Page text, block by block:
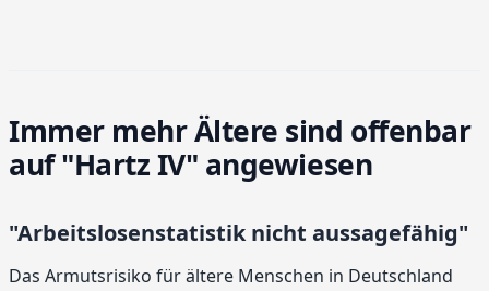
Immer mehr Ältere sind offenbar
auf "Hartz IV" angewiesen
"Arbeitslosenstatistik nicht aussagefähig"
Das Armutsrisiko für ältere Menschen in Deutschland